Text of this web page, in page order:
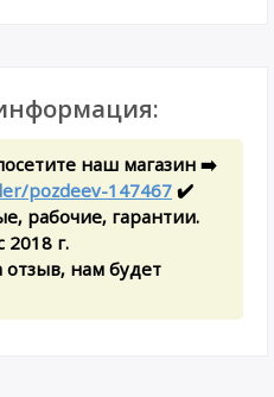
наш магазин ➡️
pozdeev-147467 ✔️
рабочие, гарантии.
2018 г.
отзыв, нам будет